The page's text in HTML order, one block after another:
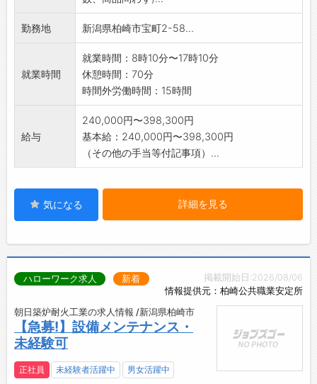
勤務地 新潟県柏崎市宝町2-58...
就業時間
就業時間：8時10分〜17時10分
休憩時間：70分
時間外労働時間：15時間
給与
240,000円〜398,300円
基本給：240,000円〜398,300円
（その他の手当等付記事項）...
気になる 詳細を見る
掲載開始日:2026/08/06
情報提供元：柏崎公共職業安定所
ハローワーク求人 新着
朝日築炉耐火工業の求人情報 /新潟県柏崎市
【急募!】設備メンテナンス・
未経験可
正社員 未経験者活躍中 男女活躍中